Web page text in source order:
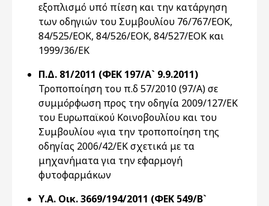
εξοπλισμό υπό πίεση και την κατάργηση
των οδηγιών του Συμβουλίου 76/767/ΕΟΚ,
84/525/ΕΟΚ, 84/526/ΕΟΚ, 84/527/ΕΟΚ και
1999/36/ΕΚ
Π.Δ. 81/2011 (ΦΕΚ 197/Α` 9.9.2011)
Τροποποίηση του π.δ 57/2010 (97/Α) σε
συμμόρφωση προς την οδηγία 2009/127/ΕΚ
του Ευρωπαϊκού Κοινοβουλίου και του
Συμβουλίου «για την τροποποίηση της
οδηγίας 2006/42/ΕΚ σχετικά με τα
μηχανήματα για την εφαρμογή
φυτοφαρμάκων
Υ.Α. Οικ. 3669/194/2011 (ΦΕΚ 549/Β`